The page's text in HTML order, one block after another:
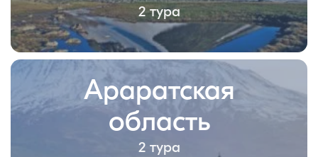
2 тура
Араратская
область
2 тура